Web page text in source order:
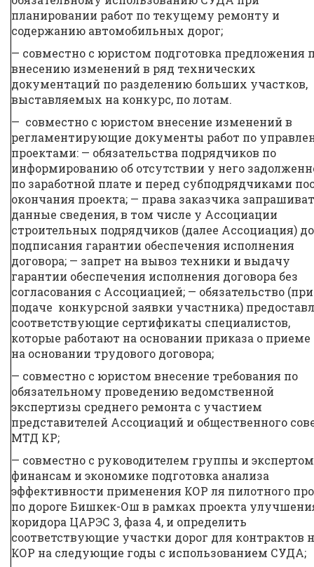
планировании работ по текущему ремонту и
содержанию автомобильных дорог;
— совместно с юристом подготовка предложения
внесению изменений в ряд технических
документаций по разделению больших участков,
выставляемых на конкурс, по лотам.
— совместно с юристом внесение изменений в
регламентирующие документы работ по
проектами: — обязательства подрядчиков по
информированию об отсутствии у него
по заработной плате и перед субподрядчиками
окончания проекта; — права заказчика
данные сведения, в том числе у Ассоциации
строительных подрядчиков (далее Ассоциация) до
подписания гарантии обеспечения исполнения
договора; — запрет на вывоз техники и выдачу
гарантии обеспечения исполнения договора без
согласования с Ассоциацией; — обязательство (при
подаче конкурсной заявки участника)
соответствующие сертификаты специалистов,
которые работают на основании приказа о
на основании трудового договора;
— совместно с юристом внесение требования по
обязательному проведению ведомственной
экспертизы среднего ремонта с участием
представителей Ассоциаций и общественного
МТД КР;
— совместно с руководителем группы и
финансам и экономике подготовка анализа
эффективности применения КОР ля пилотного
по дороге Бишкек-Ош в рамках проекта
коридора ЦАРЭС 3, фаза 4, и определить
соответствующие участки дорог для контрактов
КОР на следующие годы с использованием СУДА;